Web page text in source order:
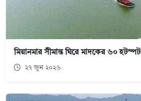
মিয়ানমার সীমান্ত ঘিরে মাদকের ৬০ হটস্পট
২৭ জুন ২০২৬